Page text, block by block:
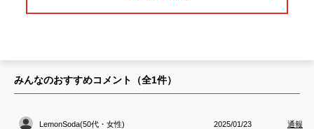
みんなのおすすめコメント（全1件）
LemonSoda(50代・女性) 2025/01/23 通報